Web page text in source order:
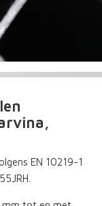
EN 10219-1